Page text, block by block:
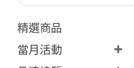
精選商品
當月活動